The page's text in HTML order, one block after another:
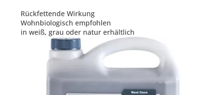
Rückfettende Wirkung
Wohnbiologisch empfohlen
in weiß, grau oder natur erhältlich